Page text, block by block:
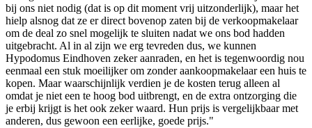
bij ons niet nodig (dat is op dit moment vrij uitzonderlijk), maar het
hielp alsnog dat ze er direct bovenop zaten bij de verkoopmakelaar
om de deal zo snel mogelijk te sluiten nadat we ons bod hadden
uitgebracht. Al in al zijn we erg tevreden dus, we kunnen
Hypodomus Eindhoven zeker aanraden, en het is tegenwoordig nou
eenmaal een stuk moeilijker om zonder aankoopmakelaar een huis te
kopen. Maar waarschijnlijk verdien je de kosten terug alleen al
omdat je niet een te hoog bod uitbrengt, en de extra ontzorging die
je erbij krijgt is het ook zeker waard. Hun prijs is vergelijkbaar met
anderen, dus gewoon een eerlijke, goede prijs."